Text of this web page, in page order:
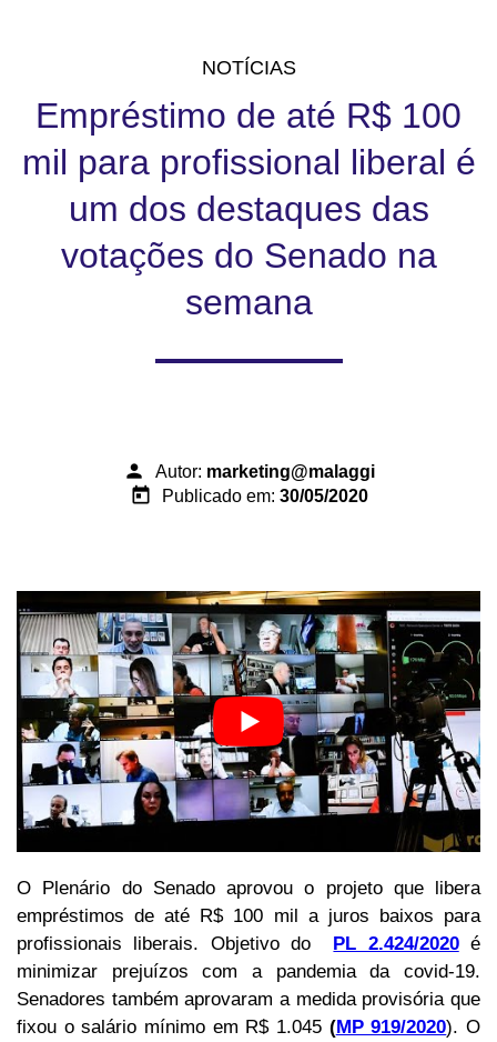
NOTÍCIAS
Empréstimo de até R$ 100
mil para profissional liberal é
um dos destaques das
votações do Senado na
semana
person Autor: marketing@malaggi
today Publicado em: 30/05/2020
O Plenário do Senado aprovou o projeto que libera
empréstimos de até R$ 100 mil a juros baixos para
profissionais liberais. Objetivo do PL 2.424/2020é
minimizar prejuízos com a pandemia da covid-19.
Senadores também aprovaram a medida provisória que
fixou o salário mínimo em R$ 1.045 (MP 919/2020). O